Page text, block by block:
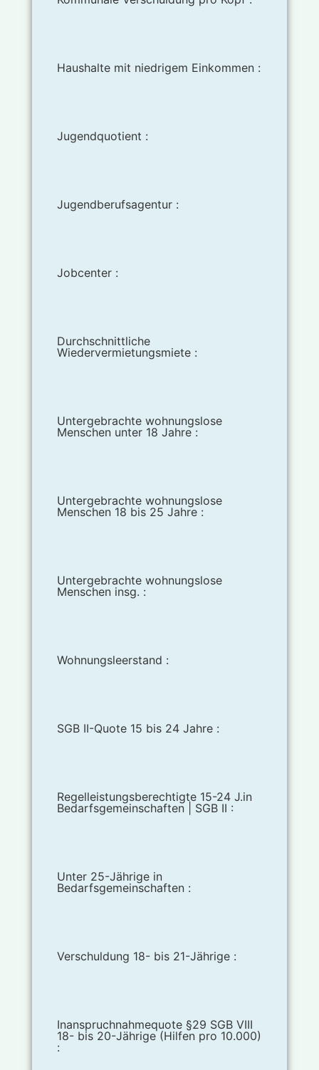
Haushalte mit niedrigem Einkommen :
Jugendquotient :
Jugendberufsagentur :
Jobcenter :
Durchschnittliche
Wiedervermietungsmiete :
Untergebrachte wohnungslose
Menschen unter 18 Jahre :
Untergebrachte wohnungslose
Menschen 18 bis 25 Jahre :
Untergebrachte wohnungslose
Menschen insg. :
Wohnungsleerstand :
SGB II-Quote 15 bis 24 Jahre :
Regelleistungsberechtigte 15-24 J.in
Bedarfsgemeinschaften | SGB II :
Unter 25-Jährige in
Bedarfsgemeinschaften :
Verschuldung 18- bis 21-Jährige :
Inanspruchnahmequote §29 SGB VIII
18- bis 20-Jährige (Hilfen pro 10.000)
: